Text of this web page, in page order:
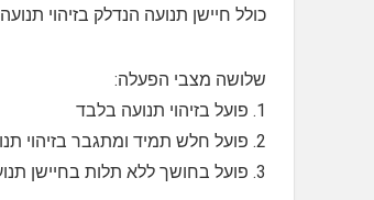
כולל חיישן תנועה הנדלק בזיהוי תנועה
שלושה מצבי הפעלה:
1. פועל בזיהוי תנועה בלבד
2. פועל חלש תמיד ומתגבר בזיהוי תנועה
3. פועל בחושך ללא תלות בחיישן תנועה